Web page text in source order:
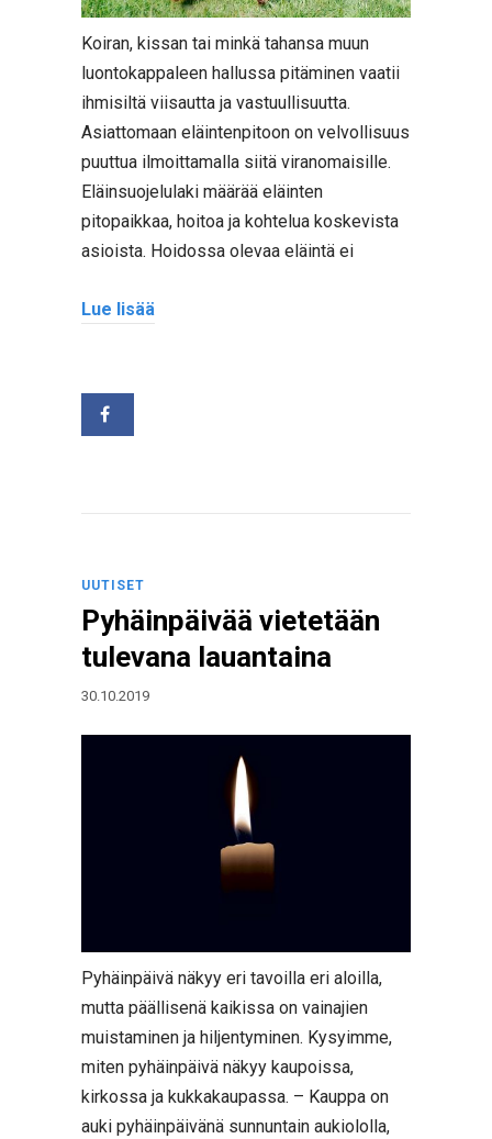
Koiran, kissan tai minkä tahansa muun
luontokappaleen hallussa pitäminen vaatii
ihmisiltä viisautta ja vastuullisuutta.
Asiattomaan eläintenpitoon on velvollisuus
puuttua ilmoittamalla siitä viranomaisille.
Eläinsuojelulaki määrää eläinten
pitopaikkaa, hoitoa ja kohtelua koskevista
asioista. Hoidossa olevaa eläintä ei
Lue lisää
UUTISET
Pyhäinpäivää vietetään
tulevana lauantaina
30.10.2019
Pyhäinpäivä näkyy eri tavoilla eri aloilla,
mutta päällisenä kaikissa on vainajien
muistaminen ja hiljentyminen. Kysyimme,
miten pyhäinpäivä näkyy kaupoissa,
kirkossa ja kukkakaupassa. – Kauppa on
auki pyhäinpäivänä sunnuntain aukiololla,